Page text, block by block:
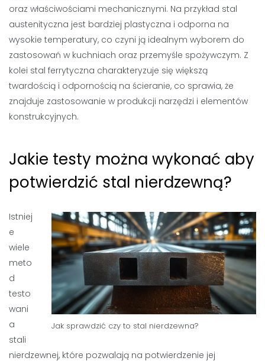
oraz właściwościami mechanicznymi. Na przykład stal
austenityczna jest bardziej plastyczna i odporna na
wysokie temperatury, co czyni ją idealnym wyborem do
zastosowań w kuchniach oraz przemyśle spożywczym. Z
kolei stal ferrytyczna charakteryzuje się większą
twardością i odpornością na ścieranie, co sprawia, że
znajduje zastosowanie w produkcji narzędzi i elementów
konstrukcyjnych.
Jakie testy można wykonać aby
potwierdzić stal nierdzewną?
Jak sprawdzić czy to stal nierdzewna?
Istniej
e
wiele
meto
d
testo
wani
a
stali
nierdzewnej, które pozwalają na potwierdzenie jej